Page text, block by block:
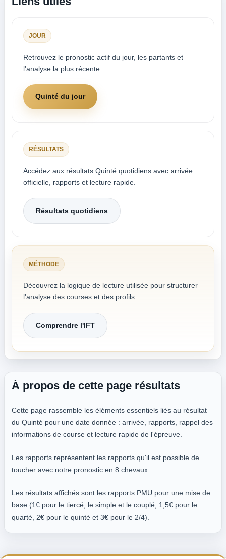
JOUR
Retrouvez le pronostic actif du jour, les partants et
l'analyse la plus récente.
Quinté du jour
RÉSULTATS
Accédez aux résultats Quinté quotidiens avec arrivée
officielle, rapports et lecture rapide.
Résultats quotidiens
MÉTHODE
Découvrez la logique de lecture utilisée pour structurer
l'analyse des courses et des profils.
Comprendre l'IFT
À propos de cette page résultats
Cette page rassemble les éléments essentiels liés au résultat
du Quinté pour une date donnée : arrivée, rapports, rappel des
informations de course et lecture rapide de l'épreuve.
Les rapports représentent les rapports qu'il est possible de
toucher avec notre pronostic en 8 chevaux.
Les résultats affichés sont les rapports PMU pour une mise de
base (1€ pour le tiercé, le simple et le couplé, 1,5€ pour le
quarté, 2€ pour le quinté et 3€ pour le 2/4).